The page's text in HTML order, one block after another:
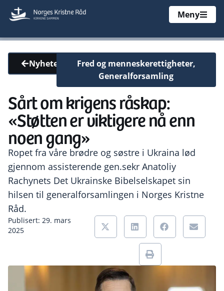
Meny
Nyheter Fred og menneskerettigheter,
Generalforsamling
Sårt om krigens råskap:
«Støtten er viktigere nå enn
noen gang»
Ropet fra våre brødre og søstre i Ukraina lød
gjennom assisterende gen.sekr Anatoliy
Rachynets Det Ukrainske Bibelselskapet sin
hilsen til generalforsamlingen i Norges Kristne
Råd.
Publisert: 29. mars
2025